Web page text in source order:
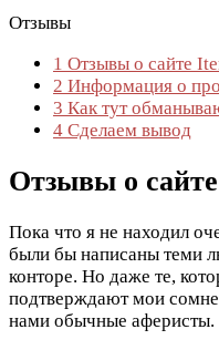
Отзывы
1 Отзывы о сайте
2 Информация о
3 Как тут
4 Сделаем вывод
Отзывы о
Пока что я не находил
были бы написаны теми
конторе. Но даже те,
подтверждают мои
нами обычные аферисты.